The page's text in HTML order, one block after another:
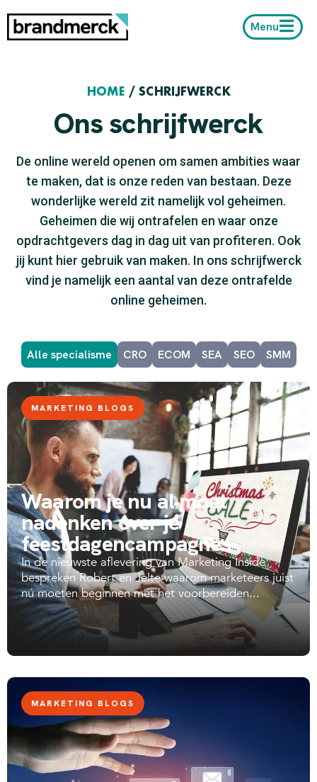
Menu
HOME / SCHRIJFWERCK
Ons schrijfwerck
De online wereld openen om samen ambities waar
te maken, dat is onze reden van bestaan. Deze
wonderlijke wereld zit namelijk vol geheimen.
Geheimen die wij ontrafelen en waar onze
opdrachtgevers dag in dag uit van profiteren. Ook
jij kunt hier gebruik van maken. In ons schrijfwerck
vind je namelijk een aantal van deze ontrafelde
online geheimen.
CRO ECOM SEA SEO SMM
Alle specialisme
MARKETING BLOGS
Waarom je nu al moet
nadenken over je
feestdagencampagnes
In de nieuwste aflevering van Marketing Inside
bespreken Robert en Jelte waarom marketeers juist
nú moeten beginnen met het voorbereiden...
MARKETING BLOGS